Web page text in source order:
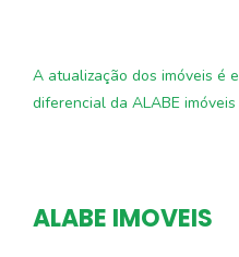
A atualização dos imóveis é
diferencial da ALABE imóveis
ALABE IMOVEIS